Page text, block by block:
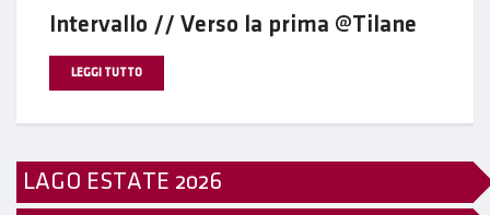
Intervallo // Verso la prima @Tilane
LEGGI TUTTO
LAGO ESTATE 2026